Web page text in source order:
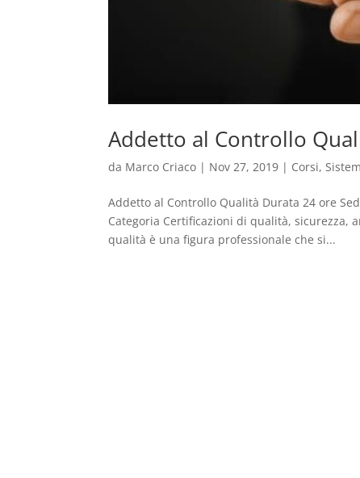
Addetto al Controllo
da Marco Criaco | Nov 27, 2019 | Corsi,
Addetto al Controllo Qualità Durata 24 ore
Categoria Certificazioni di qualità, sicurezza,
qualità è una figura professionale che si...